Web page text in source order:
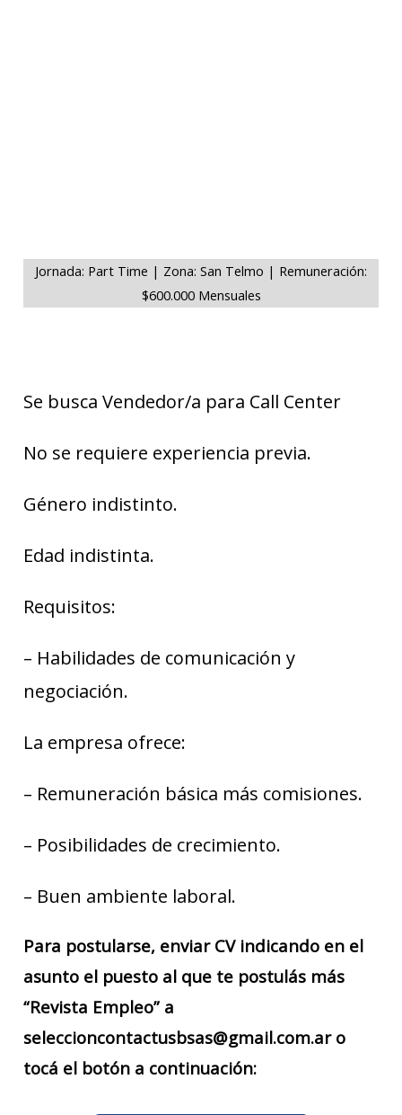
Jornada: Part Time | Zona: San Telmo | Remuneración:
$600.000 Mensuales
Se busca Vendedor/a para Call Center
No se requiere experiencia previa.
Género indistinto.
Edad indistinta.
Requisitos:
– Habilidades de comunicación y
negociación.
La empresa ofrece:
– Remuneración básica más comisiones.
– Posibilidades de crecimiento.
– Buen ambiente laboral.
Para postularse, enviar CV indicando en el
asunto el puesto al que te postulás más
“Revista Empleo” a
seleccioncontactusbsas@gmail.com.ar o
tocá el botón a continuación: